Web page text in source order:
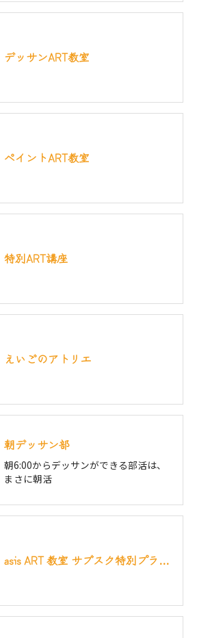
デッサンART教室
ペイントART教室
特別ART講座
えいごのアトリエ
朝デッサン部
朝6:00からデッサンができる部活は、
まさに朝活
asis ART 教室 サブスク特別プラン 「特別サブスクリプション受講規約」